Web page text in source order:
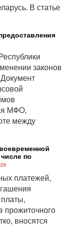
В статье
Республики
законов
МФО,
между
по
платежей,
прожиточного
вносятся